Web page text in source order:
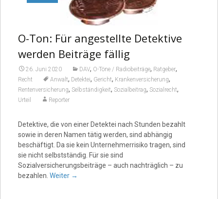
O-Ton: Für angestellte Detektive
werden Beiträge fällig
26. Juni 2020 DAV, O-Töne / Radiobeiträge, Ratgeber,
Recht Anwalt, Detektei, Gericht, Krankenversicherung,
Rentenversicherung, Selbständigkeit, Sozialbeitrag, Sozialrecht,
Urteil Reporter
Detektive, die von einer Detektei nach Stunden bezahlt
sowie in deren Namen tätig werden, sind abhängig
beschäftigt. Da sie kein Unternehmerrisiko tragen, sind
sie nicht selbstständig. Für sie sind
Sozialversicherungsbeiträge – auch nachträglich – zu
bezahlen. Weiter →